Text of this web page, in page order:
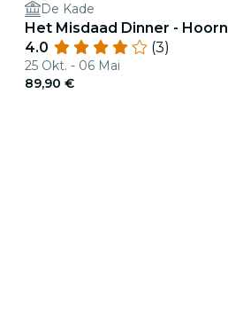
De Kade
Het Misdaad Dinner - Hoorn
4.0
(3)
25 Okt. - 06 Mai
89,90 €